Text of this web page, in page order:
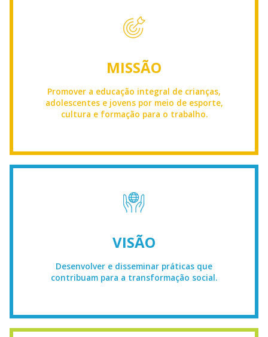
MISSÃO
Promover a educação integral de crianças,
adolescentes e jovens por meio de esporte,
cultura e formação para o trabalho.
VISÃO
Desenvolver e disseminar práticas que
contribuam para a transformação social.